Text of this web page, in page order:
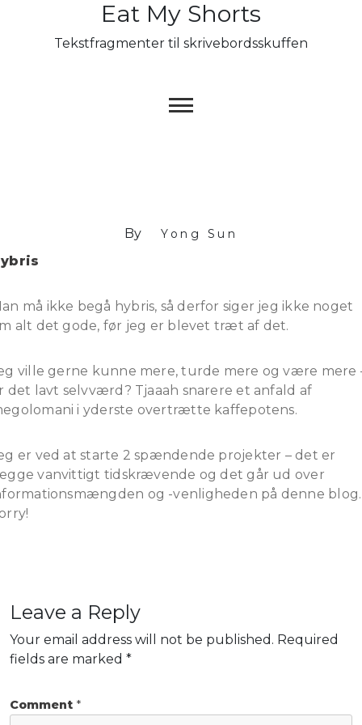
Eat My Shorts
Tekstfragmenter til skrivebordsskuffen
By Yong Sun
må ikke begå hybris, så derfor siger jeg ikke noget
alt det gode, før jeg er blevet træt af det.
ville gerne kunne mere, turde mere og være mere
det lavt selvværd? Tjaaah snarere et anfald af
i yderste overtrætte kaffepotens.
er ved at starte 2 spændende projekter – det er
vanvittigt tidskrævende og det går ud over
og -venligheden på denne blog.
Leave a Reply
Your email address will not be published. Required
fields are marked *
Comment *